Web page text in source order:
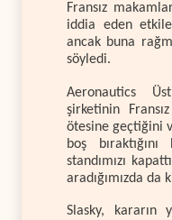
Fransız
iddia eden
ancak buna
söyledi.
Aeronautics
şirketinin
ötesine geçtiğini
boş
standımızı
aradığımızda
Slasky, kararın